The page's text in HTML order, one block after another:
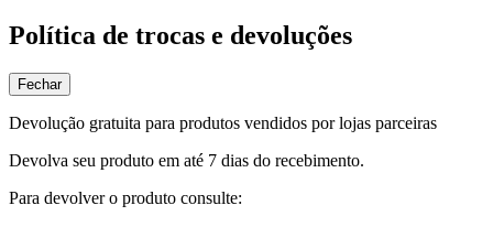
Política de trocas e devoluções
Fechar
Devolução gratuita para produtos vendidos por lojas parceiras
Devolva seu produto em até 7 dias do recebimento.
Para devolver o produto consulte: